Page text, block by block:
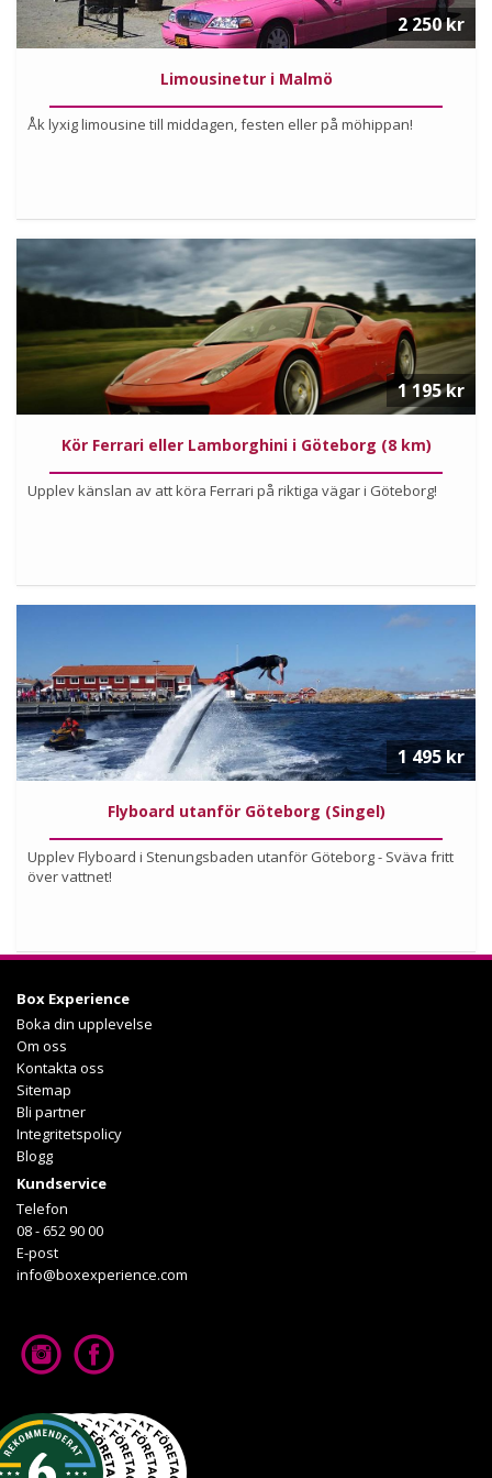
Limousinetur i Malmö
Åk lyxig limousine till middagen, festen eller på möhippan!
2 250 kr
Läs mer om upplevelsen
Kör Ferrari eller Lamborghini i Göteborg (8 km)
Upplev känslan av att köra Ferrari på riktiga vägar i Göteborg!
1 195 kr
Köp
Flyboard utanför Göteborg (Singel)
Upplev Flyboard i Stenungsbaden utanför Göteborg - Sväva fritt
över vattnet!
1 495 kr
Box Experience
Boka din upplevelse
Om oss
Kontakta oss
Sitemap
Bli partner
Integritetspolicy
Blogg
Kundservice
Telefon
08 - 652 90 00
E-post
info@boxexperience.com